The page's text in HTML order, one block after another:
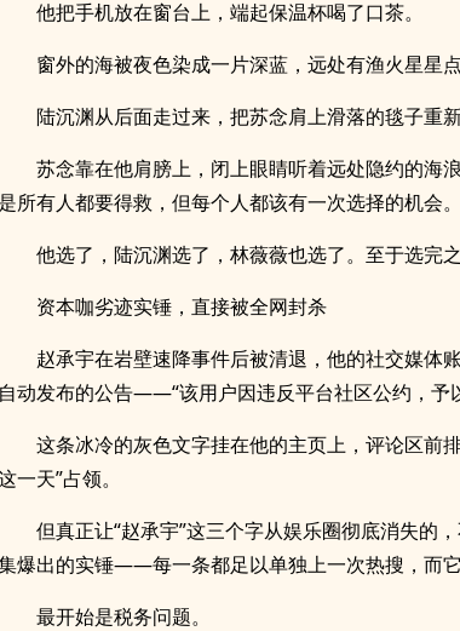
他把手机放在窗台上，端起保温杯喝了口茶。
窗外的海被夜色染成一片深蓝，远处有渔火星星点
陆沉渊从后面走过来，把苏念肩上滑落的毯子重
苏念靠在他肩膀上，闭上眼睛听着远处隐约的
是所有人都要得救，但每个人都该有一次选择的机会。
他选了，陆沉渊选了，林薇薇也选了。至于选完
资本咖劣迹实锤，直接被全网封杀
赵承宇在岩壁速降事件后被清退，他的社交媒体
自动发布的公告——“该用户因违反平台社区公约，予
这条冰冷的灰色文字挂在他的主页上，评论区前
一天”占领。
但真正让“赵承宇”这三个字从娱乐圈彻底消失的
爆出的实锤——每一条都足以单独上一次热搜，而它
最开始是税务问题。